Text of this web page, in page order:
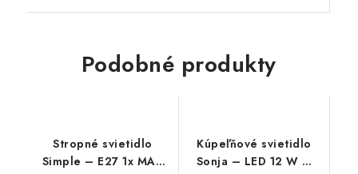
Podobné produkty
Stropné svietidlo
Simple – E27 1x MAX
Kúpeľňové svietidlo
Sonja – LED 12 W –